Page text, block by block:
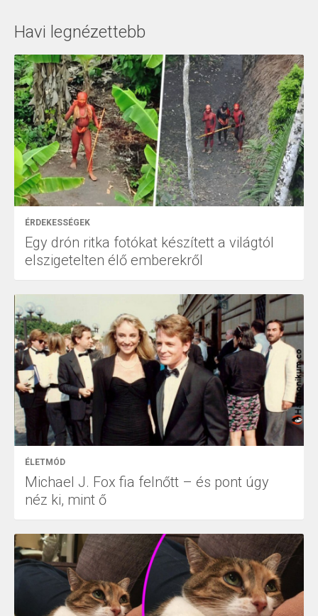
Havi legnézettebb
ÉRDEKESSÉGEK
Egy drón ritka fotókat készített a világtól
elszigetelten élő emberekről
ÉLETMÓD
Michael J. Fox fia felnőtt – és pont úgy
néz ki, mint ő